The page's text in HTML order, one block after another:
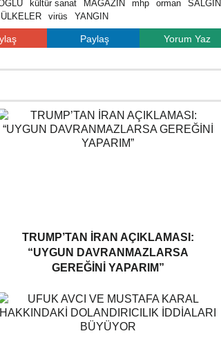
kültür sanat MAGAZİN mhp orman
SALGIN
ÜLKELER virüs YANGIN
Paylaş Yorum Yaz
TRUMP’TAN İRAN AÇIKLAMASI:
“UYGUN DAVRANMAZLARSA
GEREĞINI YAPARIM”